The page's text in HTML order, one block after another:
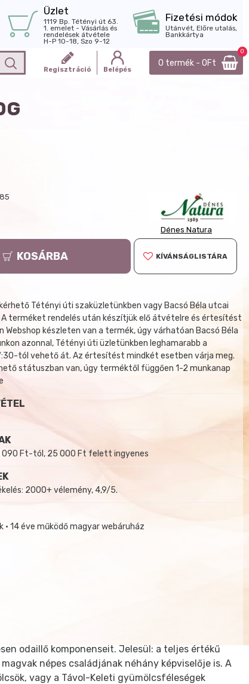
Üzlet
1119 Bp. Tétényi út 63.
1. emelet - Vásárlás és
rendelések átvétele
H-P 10-18, Szo 9-12
Fizetési módok
Utánvét, Előre utalás,
Bankkártya
Regisztráció Belépés
0 termék - 0Ft
0
Dénes Natura
KOSÁRBA KÍVÁNSÁGLISTÁRA
Tétényi úti szaküzletünkben vagy Bacsó Béla utcai
terméket rendelés után készítjük elő átvételre és értesítést
Webshop készleten van a termék, úgy várhatóan Bacsó Béla
azonnal, Tétényi úti üzletünkben leghamarabb a
tól vehető át. Az értesítést mindkét esetben várja meg.
státuszban van, úgy terméktől függően 1-2 munkanap
090 Ft-tól, 25 000 Ft felett ingyenes
2000+ vélemény, 4,9/5.
• 14 éve működő magyar webáruház
odaillő komponenseit. Jelesül: a teljes értékű
népes családjának néhány képviselője is. A
vagy a Távol-Keleti gyümölcsféleségek